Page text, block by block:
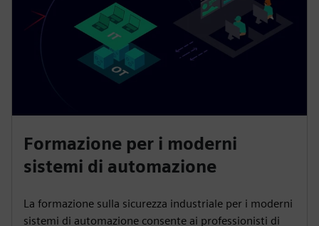
Formazione per i moderni
sistemi di automazione
La formazione sulla sicurezza industriale per i moderni
sistemi di automazione consente ai professionisti di